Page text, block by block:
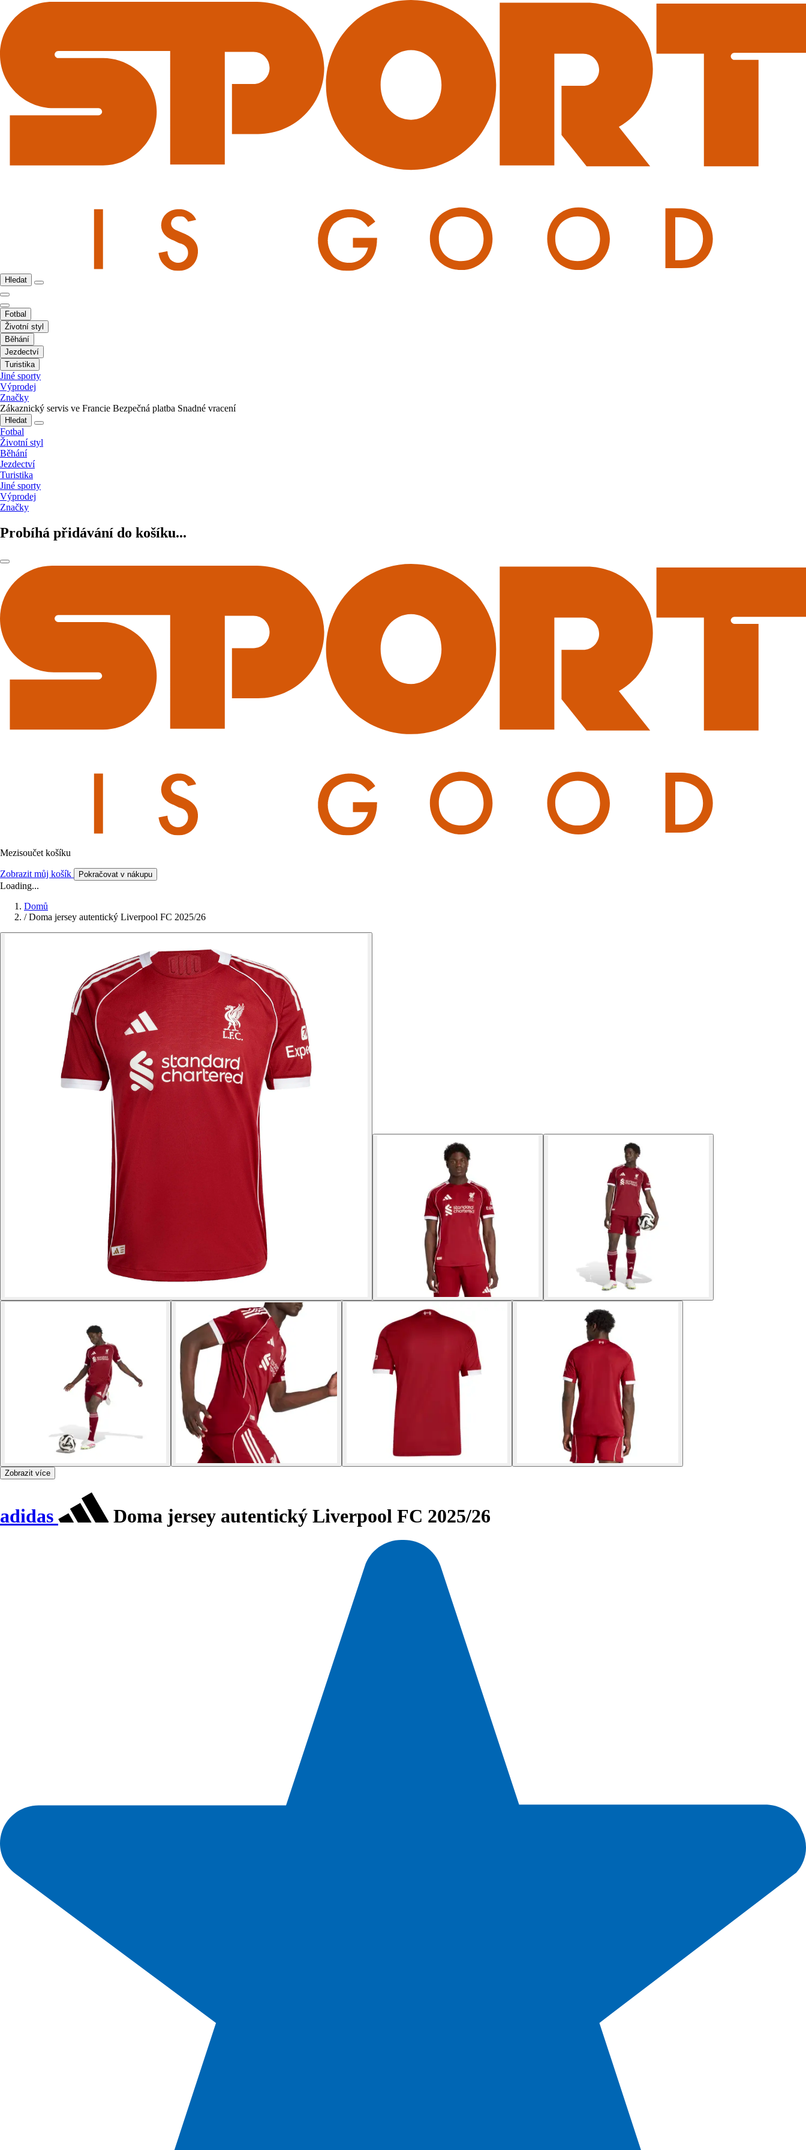
Hledat
Fotbal
Životní styl
Běhání
Jezdectví
Turistika
Jiné sporty
Výprodej
Značky
Zákaznický servis ve Francie Bezpečná platba Snadné vracení
Hledat
Fotbal
Životní styl
Běhání
Jezdectví
Turistika
Jiné sporty
Výprodej
Značky
Probíhá přidávání do košíku...
Mezisoučet košíku
Zobrazit můj košík Pokračovat v nákupu
Loading...
Domů
/ Doma jersey autentický Liverpool FC 2025/26
Zobrazit více
adidas Doma jersey autentický Liverpool FC 2025/26